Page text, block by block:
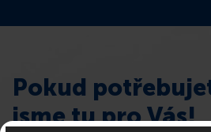
Pokud
jsme tu pro Vás!